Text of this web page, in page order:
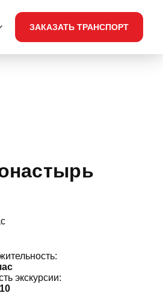
ЗАКАЗАТЬ ТРАНСПОРТ
экскурсии: